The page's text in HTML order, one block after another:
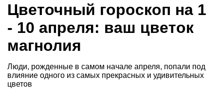
Цветочный гороскоп на 1
- 10 апреля: ваш цветок
магнолия
Люди, рожденные в самом начале апреля, попали под
влияние одного из самых прекрасных и удивительных
цветов